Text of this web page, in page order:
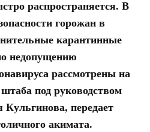
распространяется. В
горожан в
карантинные
недопущению
рассмотрены на
штаба под руководством
передает
акимата.